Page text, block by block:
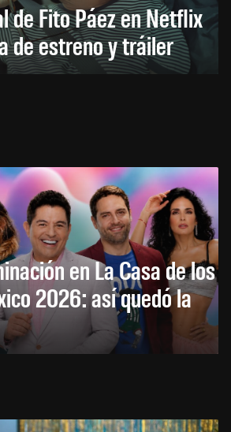
de Fito Páez en Netflix
de estreno y tráiler
en La Casa de los
2026: así quedó la